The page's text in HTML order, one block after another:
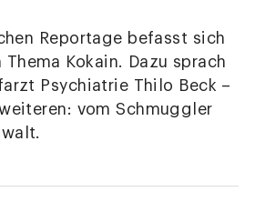
Reportage befasst sich
Kokain. Dazu sprach
Psychiatrie Thilo Beck –
vom Schmuggler